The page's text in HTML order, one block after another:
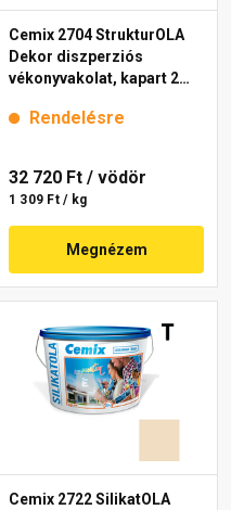
Cemix 2704 StrukturOLA
Dekor diszperziós
vékonyvakolat, kapart 2
Rendelésre
32 720 Ft / vödör
1 309 Ft / kg
Megnézem
Cemix 2722 SilikatOLA